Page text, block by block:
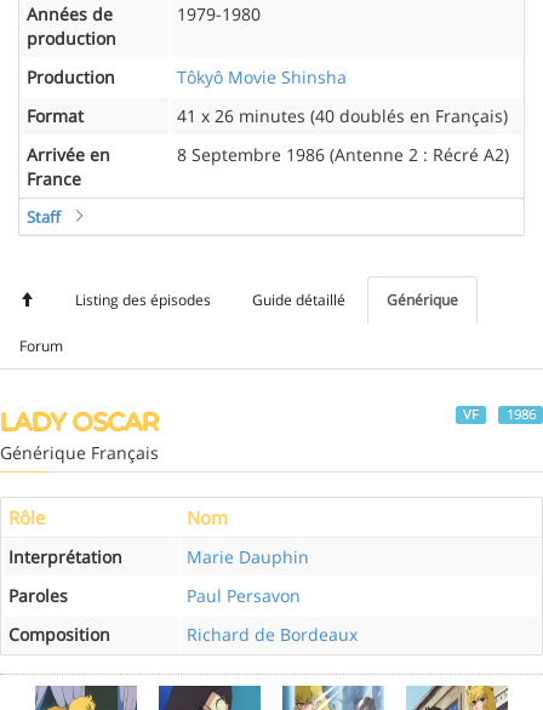
Années de
production
1979-1980
Production
Tôkyô Movie Shinsha
Format
41 x 26 minutes (40 doublés en Français)
Arrivée en
France
8 Septembre 1986 (Antenne 2 : Récré A2)
Staff
Listing des épisodes Guide détaillé Générique
Forum
1986
VF
LADY OSCAR
Générique Français
Rôle Nom
Interprétation
Marie Dauphin
Paroles
Paul Persavon
Composition
Richard de Bordeaux